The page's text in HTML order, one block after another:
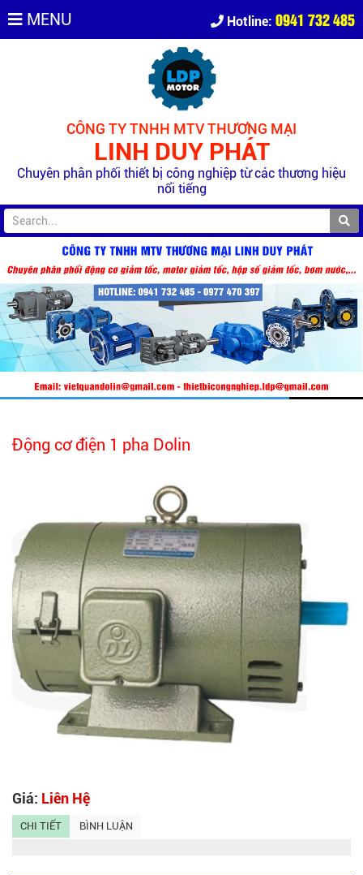
MENU Hotline: 0941 732 485
CÔNG TY TNHH MTV THƯƠNG MẠI
LINH DUY PHÁT
Chuyên phân phối thiết bị công nghiệp từ các thương hiệu
nổi tiếng
Động cơ điện 1 pha Dolin
Giá: Liên Hệ
CHI TIẾT BÌNH LUẬN